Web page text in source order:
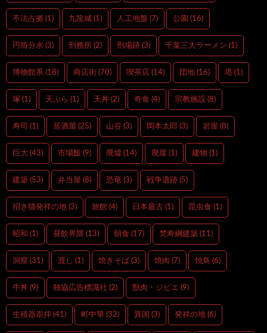
不法占拠 (1) 九龍城 (1) 人工地盤 (7) 公園 (16)
円筒分水 (3) 刑務所 (2) 刑場跡 (3) 千葉三大ラーメン (1)
博物館系 (18) 商店街 (70) 喫茶店 (14) 団地 (16) 塔 (1)
塚 (1) 天ぷら (1) 天丼 (2) 奇食 (4) 宗教施設 (8)
寿司 (1) 居酒屋 (25) 山谷 (3) 岡本太郎 (3) 岩屋 (8)
巨大 (43) 市場飯 (9) 廃墟 (14) 廃屋 (1) 建物 (1)
建築 (53) 弁当屋 (8) 恐竜 (3) 戦争遺跡 (5)
招き猫発祥の地 (3) 旅館 (4) 日本最古 (1) 昆虫食 (1)
昭和 (1) 昼飲界隈 (13) 朝食 (17) 梵寿綱建築 (11)
洞窟 (31) 渡し (1) 焼きそば (3) 焼肉 (7) 焼鳥 (6)
牛丼 (9) 独協広告標識社 (2) 獣肉・ジビエ (9)
生殖器崇拝 (41) 町中華 (32) 異国 (3) 発祥の地 (6)